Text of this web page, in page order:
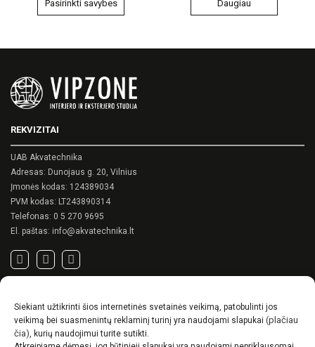
Siekiant užtikrinti šios internetinės svetainės veikimą, patobulinti jos
veikimą bei suasmenintų reklaminį turinį yra naudojami slapukai (plačiau
čia), kurių naudojimui turite sutikti.
Pasirinkti savybes
multiple
may
be
chosen
product
Daugiau
REKVIZITAI
UAB Akvatechnika
Adresas: Dunojaus g. 20, Vilnius
Įmonės kodas: 124389034
PVM kodas: LT243890314
Telefonas: 0 5 270 9695
El. paštas: info@akvatechnika.lt
Privatumo politika
Pirkimo sąlygos